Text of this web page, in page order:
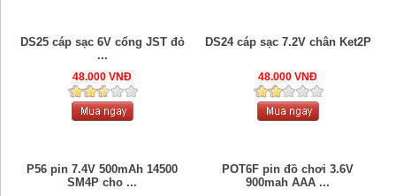
DS25 cáp sạc 6V cổng JST đỏ
...
48.000 VNĐ
DS24 cáp sạc 7.2V chân Ket2P
48.000 VNĐ
P56 pin 7.4V 500mAh 14500
SM4P cho ...
POT6F pin đồ chơi 3.6V
900mah AAA ...